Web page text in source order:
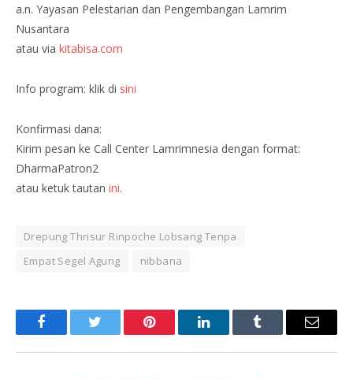
a.n. Yayasan Pelestarian dan Pengembangan Lamrim
Nusantara
atau via kitabisa.com
Info program: klik di sini
Konfirmasi dana:
Kirim pesan ke Call Center Lamrimnesia dengan format:
DharmaPatron2
atau ketuk tautan ini.
Drepung Thrisur Rinpoche Lobsang Tenpa
Empat Segel Agung
nibbana
FacebookTwitter Pinterest LinkedInTumblr Email